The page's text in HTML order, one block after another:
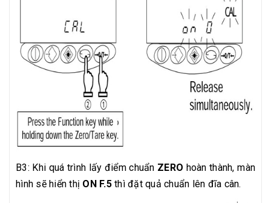
B3: Khi quá trình lấy điểm chuẩn ZERO hoàn thành, màn
hình sẽ hiển thị ON F.5thì đặt quả chuẩn lên đĩa cân.